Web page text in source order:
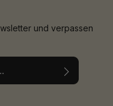
und verpassen